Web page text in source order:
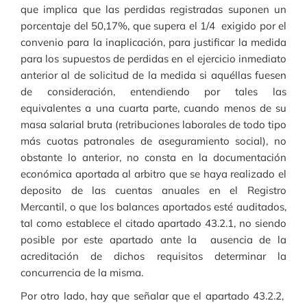
que implica que las perdidas registradas suponen un
porcentaje del 50,17%, que supera el 1/4 exigido por el
convenio para la inaplicación, para justificar la medida
para los supuestos de perdidas en el ejercicio inmediato
anterior al de solicitud de la medida si aquéllas fuesen
de consideración, entendiendo por tales las
equivalentes a una cuarta parte, cuando menos de su
masa salarial bruta (retribuciones laborales de todo tipo
más cuotas patronales de aseguramiento social), no
obstante lo anterior, no consta en la documentación
económica aportada al arbitro que se haya realizado el
deposito de las cuentas anuales en el Registro
Mercantil, o que los balances aportados esté auditados,
tal como establece el citado apartado 43.2.1, no siendo
posible por este apartado ante la ausencia de la
acreditación de dichos requisitos determinar la
concurrencia de la misma.
Por otro lado, hay que señalar que el apartado 43.2.2,